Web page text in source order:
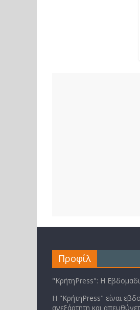
Προφίλ
"ΚρήτηPress": Η
Η "ΚρήτηPress" είναι
ανεξάρτητη και